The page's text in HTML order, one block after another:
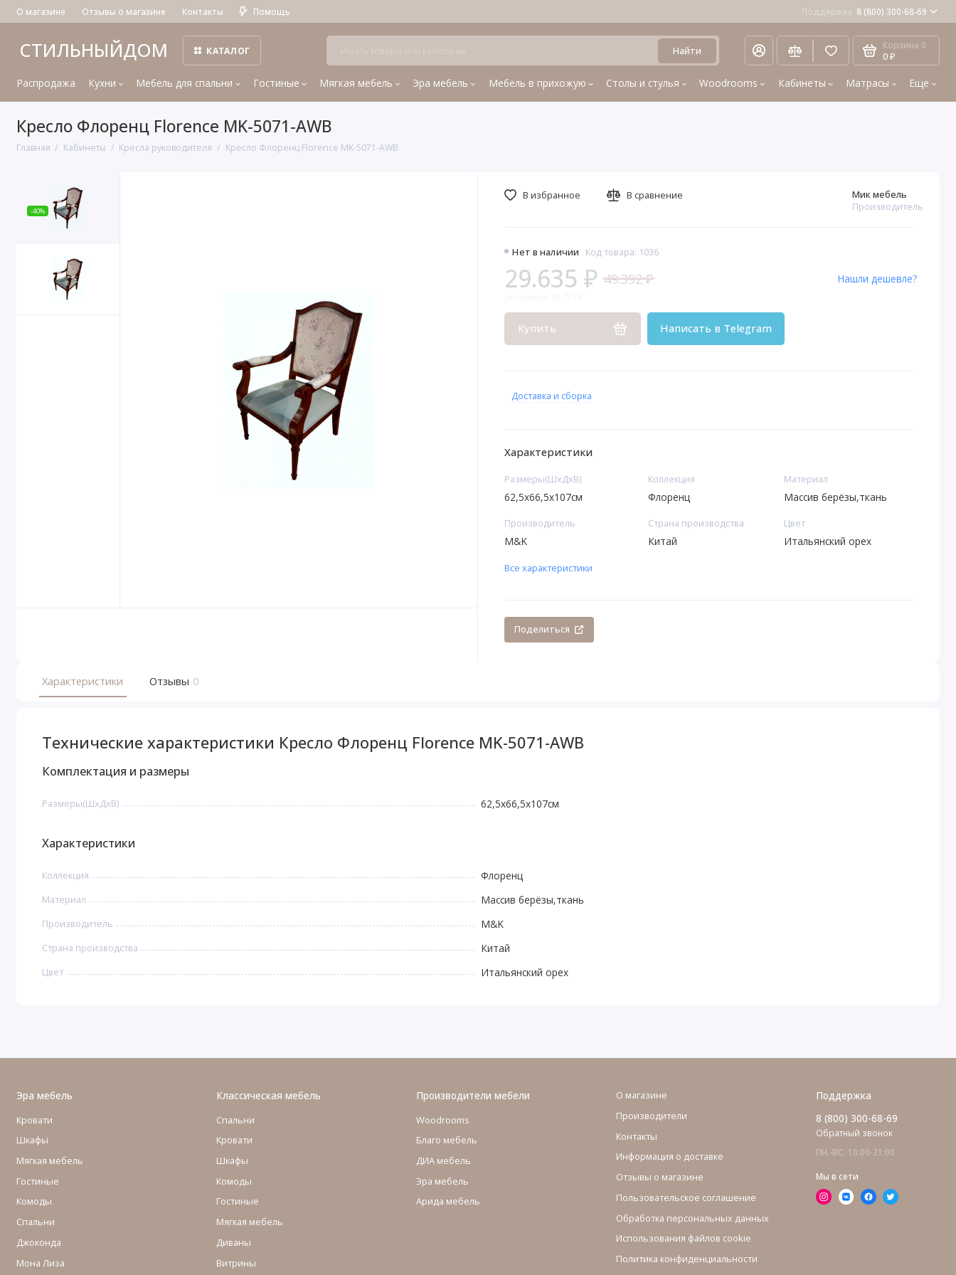
О магазине Отзывы о магазине Контакты Помощь Поддержка 8 (800) 300-68-69
СТИЛЬНЫЙДОМ КАТАЛОГ Найти Корзина 0
0 ₽
Распродажа Кухни Мебель для спальни Гостиные Мягкая мебель Эра мебель Мебель в прихожую Столы и стулья Woodrooms Кабинеты Матрасы Еще
Кресло Флоренц Florence MK-5071-AWB
Главная Кабинеты Кресла руководителя Кресло Флоренц Florence MK-5071-AWB
-40%
Нет в наличии Код товара: 1036
Мик мебель
Производитель
29.635 ₽ 49.392 ₽
Купить Написать в Telegram
Нашли дешевле?
В избранное В сравнение
Доставка и сборка
Характеристики
Размеры(ШхДхВ)
62,5х66,5x107см
Коллекция
Флоренц
Материал
Массив берёзы,ткань
Производитель
M&K
Страна производства
Китай
Цвет
Итальянский орех
Все характеристики
Поделиться
Характеристики Отзывы 0
Технические характеристики Кресло Флоренц Florence MK-5071-AWB
Комплектация и размеры
Размеры(ШхДхВ) 62,5х66,5x107см
Характеристики
Коллекция Флоренц
Материал Массив берёзы,ткань
Производитель M&K
Страна производства Китай
Цвет Итальянский орех
Эра мебель
Кровати
Шкафы
Мягкая мебель
Гостиные
Комоды
Cпальни
Джоконда
Мона Лиза
Классическая мебель
Спальни
Кровати
Шкафы
Комоды
Гостиные
Мягкая мебель
Диваны
Витрины
Производители мебели
Woodrooms
Благо мебель
ДИА мебель
Эра мебель
Арида мебель
О магазине
Производители
Контакты
Информация о доставке
Отзывы о магазине
Пользовательское соглашение
Обработка персональных данных
Использования файлов cookie
Политика конфиденциальности
Поддержка
8 (800) 300-68-69
Обратный звонок
ПН.-ВС. 10:00-21:00
Мы в сети